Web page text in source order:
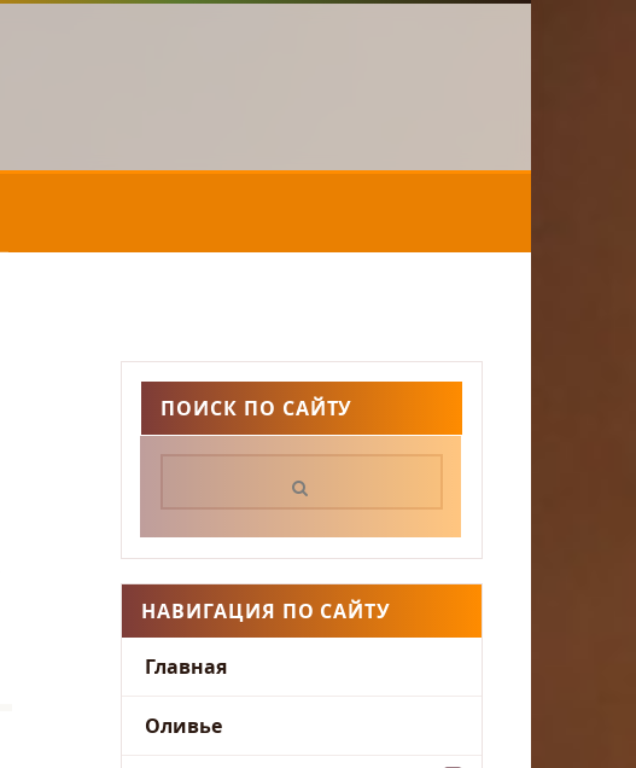
ПОИСК ПО САЙТУ
НАВИГАЦИЯ ПО САЙТУ
Главная
Оливье